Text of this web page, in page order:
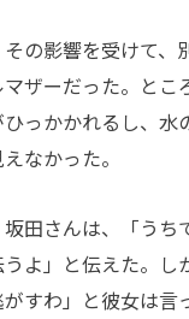
その影響を受けて、
マザーだった。とこ
ひっかかれるし、
なかった。
坂田さんは、「うち
よ」と伝えた。し
すわ」と彼女は言